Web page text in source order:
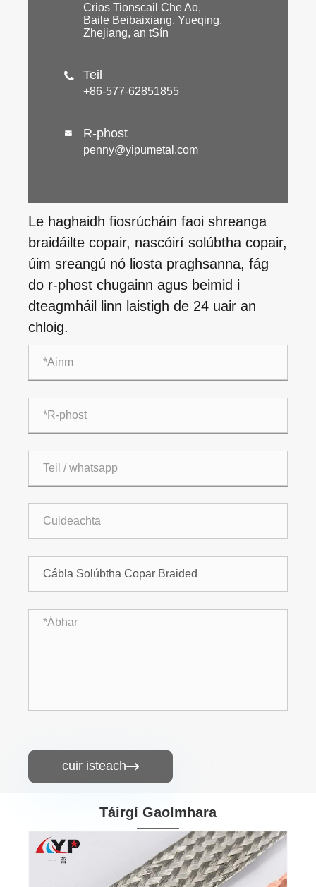
Crios Tionscail Che Ao,
Baile Beibaixiang, Yueqing,
Zhejiang, an tSín
 Teil
+86-577-62851855
 R-phost
penny@yipumetal.com
Le haghaidh fiosrúcháin faoi shreanga
braidáilte copair, nascóirí solúbtha copair,
úim sreangú nó liosta praghsanna, fág
do r-phost chugainn agus beimid i
dteagmháil linn laistigh de 24 uair an
chloig.
cuir isteach
Táirgí Gaolmhara
Braid Copar Carr Sliotán